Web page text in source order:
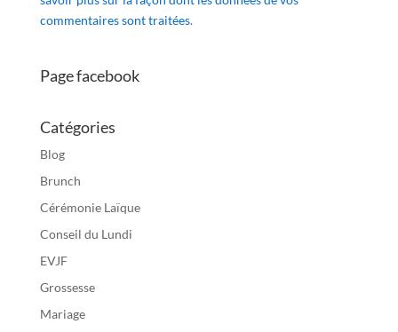
commentaires sont traitées.
Page facebook
Catégories
Blog
Brunch
Cérémonie Laïque
Conseil du Lundi
EVJF
Grossesse
Mariage